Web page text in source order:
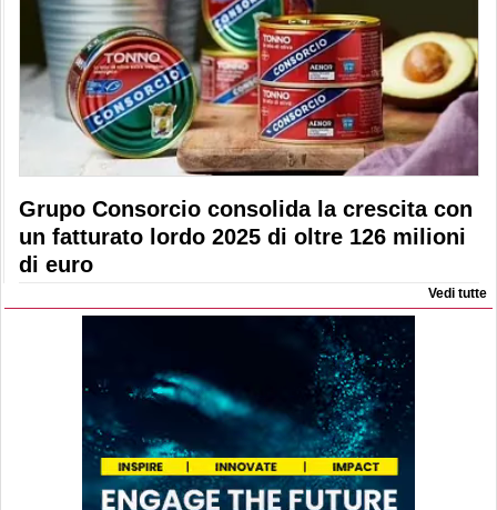
Grupo Consorcio consolida la crescita con
un fatturato lordo 2025 di oltre 126 milioni
di euro
Vedi tutte